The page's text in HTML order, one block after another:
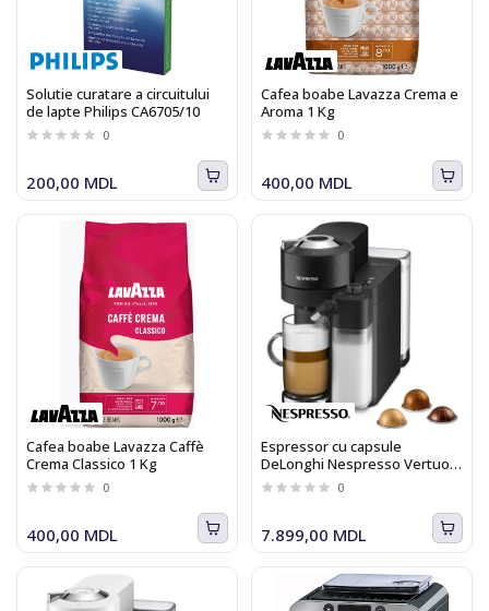
Solutie curatare a circuitului
de lapte Philips CA6705/10
0
200,00 MDL
Cafea boabe Lavazza Crema e
Aroma 1 Kg
0
400,00 MDL
Cafea boabe Lavazza Caffè
Crema Classico 1 Kg
0
400,00 MDL
Espressor cu capsule
DeLonghi Nespresso Vertuo
Lattissima ENV300.B
0
7.899,00 MDL